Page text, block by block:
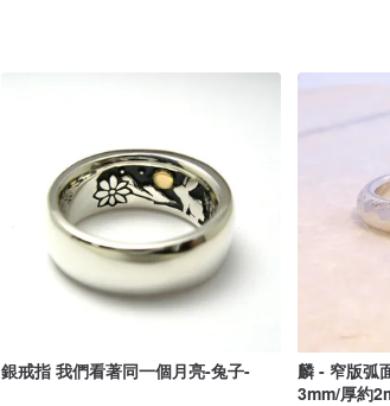
銀戒指 我們看著同一個月亮-兔子-
麟 - 窄版弧
3mm/厚約